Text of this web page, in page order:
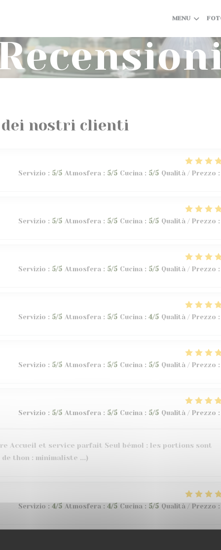
MENU
nostri clienti
Servizio : 5/5 Atmosfera: 5/5 Cucina: 5/5 Qualità / Prezzo :
Servizio : 5/5 Atmosfera: 5/5 Cucina: 5/5 Qualità / Prezzo :
Servizio : 5/5 Atmosfera: 5/5 Cucina: 5/5 Qualità / Prezzo :
Servizio : 5/5 Atmosfera: 5/5 Cucina: 4/5 Qualità / Prezzo :
Servizio : 5/5 Atmosfera: 5/5 Cucina: 5/5 Qualità / Prezzo :
Servizio : 5/5 Atmosfera: 5/5 Cucina: 5/5 Qualità / Prezzo :
Accueil et service parfait Seul bémol : les portions sont
thon : minimaliste ...)
Servizio : 4/5 Atmosfera: 4/5 Cucina: 5/5 Qualità / Prezzo :